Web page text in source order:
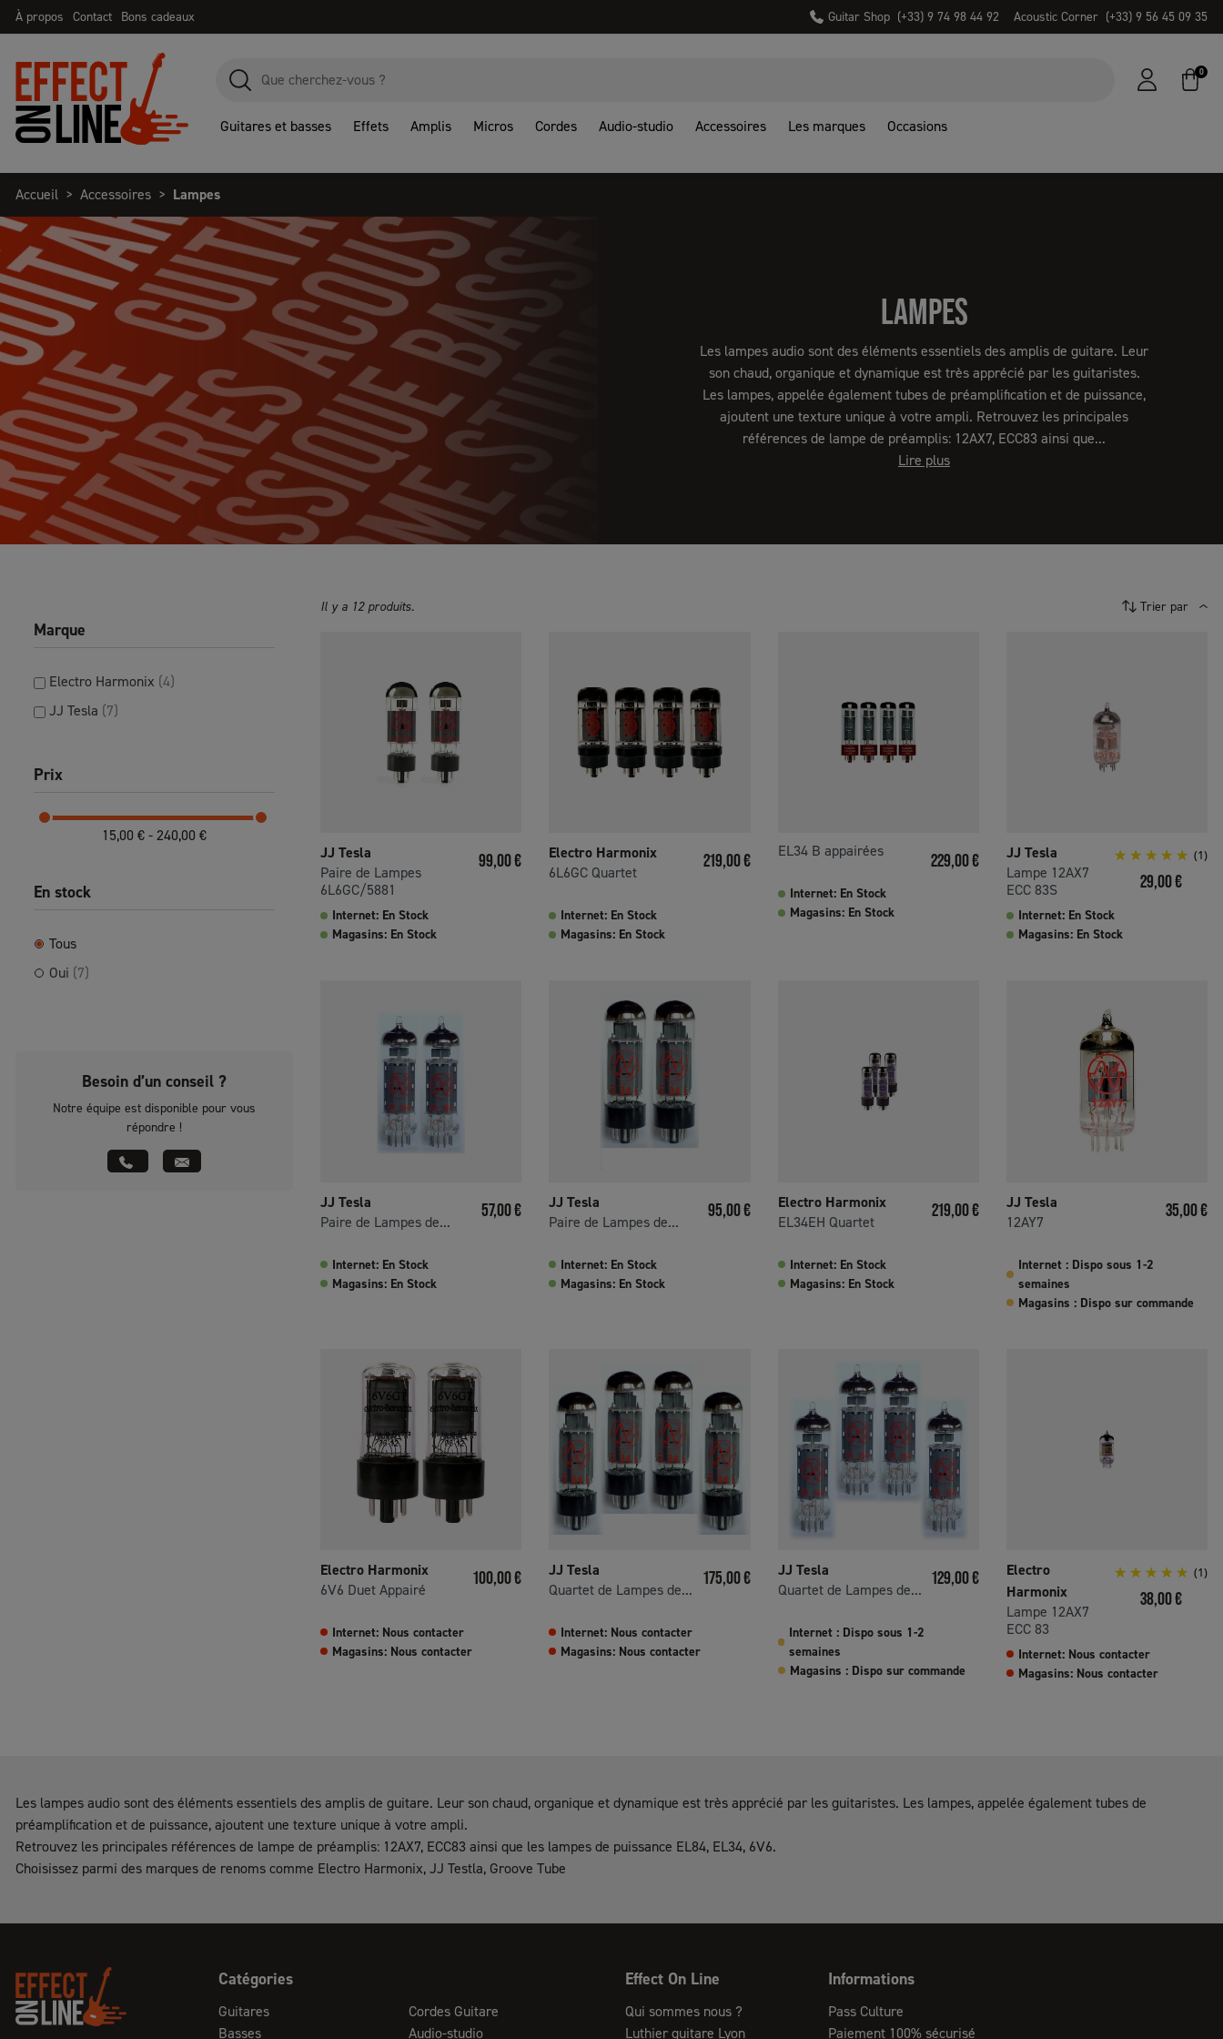
À propos Contact Bons cadeaux Guitar Shop (+33) 9 74 98 44 92 Acoustic Corner (+33) 9 56 45 09 35
0
Guitares et basses Effets Amplis Micros Cordes Audio-studio Accessoires Les marques Occasions
Accueil Accessoires Lampes
LAMPES
Les lampes audio sont des éléments essentiels des amplis de guitare. Leur
son chaud, organique et dynamique est très apprécié par les guitaristes.
Les lampes, appelée également tubes de préamplification et de puissance,
ajoutent une texture unique à votre ampli. Retrouvez les principales
références de lampe de préamplis: 12AX7, ECC83 ainsi que...
Lire plus
Marque
Electro Harmonix (4)
JJ Tesla (7)
Prix
15,00 € - 240,00 €
En stock
Tous
Oui (7)
Besoin d’un conseil ?
Notre équipe est disponible pour vous
répondre !
Il y a 12 produits. Trier par
JJ Tesla
Paire de Lampes
6L6GC/5881
Prix
99,00 €
Internet: En Stock
Magasins: En Stock
Electro Harmonix
6L6GC Quartet
Prix
219,00 €
Internet: En Stock
Magasins: En Stock
EL34 B appairées Prix
229,00 €
Internet: En Stock
Magasins: En Stock
JJ Tesla
Lampe 12AX7
ECC 83S
(1)
Prix
29,00 €
Internet: En Stock
Magasins: En Stock
JJ Tesla
Paire de Lampes de...
Prix
57,00 €
Internet: En Stock
Magasins: En Stock
JJ Tesla
Paire de Lampes de...
Prix
95,00 €
Internet: En Stock
Magasins: En Stock
Electro Harmonix
EL34EH Quartet
Prix
219,00 €
Internet: En Stock
Magasins: En Stock
JJ Tesla
12AY7
Prix
35,00 €
Internet : Dispo sous 1-2
semaines
Magasins : Dispo sur commande
Electro Harmonix
6V6 Duet Appairé
Prix
100,00 €
Internet: Nous contacter
Magasins: Nous contacter
JJ Tesla
Quartet de Lampes de...
Prix
175,00 €
Internet: Nous contacter
Magasins: Nous contacter
JJ Tesla
Quartet de Lampes de...
Prix
129,00 €
Internet : Dispo sous 1-2
semaines
Magasins : Dispo sur commande
Electro
Harmonix
Lampe 12AX7
ECC 83
(1)
Prix
38,00 €
Internet: Nous contacter
Magasins: Nous contacter
Les lampes audio sont des éléments essentiels des amplis de guitare. Leur son chaud, organique et dynamique est très apprécié par les guitaristes. Les lampes, appelée également tubes de
préamplification et de puissance, ajoutent une texture unique à votre ampli.
Retrouvez les principales références de lampe de préamplis: 12AX7, ECC83 ainsi que les lampes de puissance EL84, EL34, 6V6.
Choisissez parmi des marques de renoms comme Electro Harmonix, JJ Testla, Groove Tube
Catégories
Guitares
Basses
Cordes Guitare
Audio-studio
Effect On Line
Qui sommes nous ?
Luthier guitare Lyon
Informations
Pass Culture
Paiement 100% sécurisé